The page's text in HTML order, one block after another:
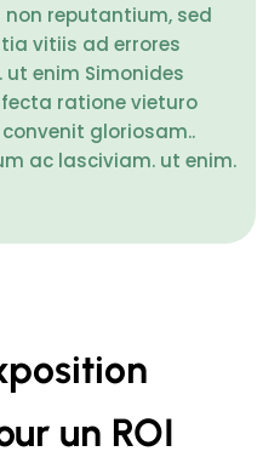
reputantium, sed
vitiis ad errores
enim Simonides
ratione vieturo
gloriosam..
ac lasciviam. ut enim.
un ROI